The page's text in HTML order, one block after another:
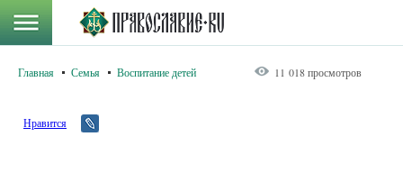
Главная Семья Воспитание детей 11 018 просмотров
Нравится